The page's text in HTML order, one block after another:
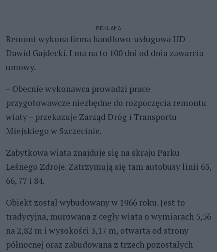
REKLAMA
Remont wykona firma handlowo-usługowa HD
Dawid Gajdecki. I ma na to 100 dni od dnia zawarcia
umowy.
– Obecnie wykonawca prowadzi prace
przygotowawcze niezbędne do rozpoczęcia remontu
wiaty – przekazuje Zarząd Dróg i Transportu
Miejskiego w Szczecinie.
Zabytkowa wiata znajduje się na skraju Parku
Leśnego Zdroje. Zatrzymują się tam autobusy linii 65,
66, 77 i 84.
Obiekt został wybudowany w 1966 roku. Jest to
tradycyjna, murowana z cegły wiata o wymiarach 5,56
na 2,82 m i wysokości 3,17 m, otwarta od strony
północnej oraz zabudowana z trzech pozostałych